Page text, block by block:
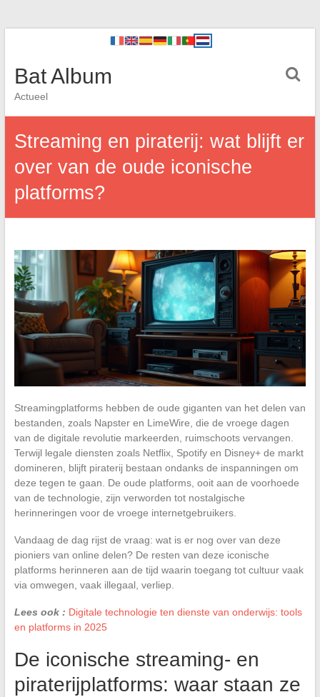
Bat Album
Actueel
Streaming en piraterij: wat blijft er
over van de oude iconische
platforms?
Streamingplatforms hebben de oude giganten van het delen van
bestanden, zoals Napster en LimeWire, die de vroege dagen
van de digitale revolutie markeerden, ruimschoots vervangen.
Terwijl legale diensten zoals Netflix, Spotify en Disney+ de markt
domineren, blijft piraterij bestaan ondanks de inspanningen om
deze tegen te gaan. De oude platforms, ooit aan de voorhoede
van de technologie, zijn verworden tot nostalgische
herinneringen voor de vroege internetgebruikers.
Vandaag de dag rijst de vraag: wat is er nog over van deze
pioniers van online delen? De resten van deze iconische
platforms herinneren aan de tijd waarin toegang tot cultuur vaak
via omwegen, vaak illegaal, verliep.
Lees ook : Digitale technologie ten dienste van onderwijs: tools
en platforms in 2025
De iconische streaming- en
piraterijplatforms: waar staan ze